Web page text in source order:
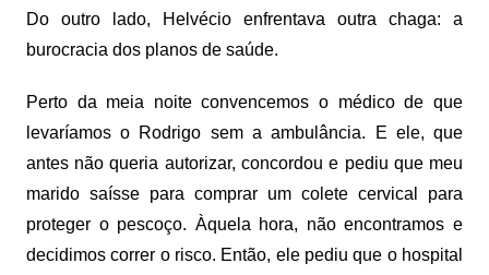
Do outro lado, Helvécio enfrentava outra chaga: a
burocracia dos planos de saúde.
Perto da meia noite convencemos o médico de que
levaríamos o Rodrigo sem a ambulância. E ele, que
antes não queria autorizar, concordou e pediu que meu
marido saísse para comprar um colete cervical para
proteger o pescoço. Àquela hora, não encontramos e
decidimos correr o risco. Então, ele pediu que o hospital